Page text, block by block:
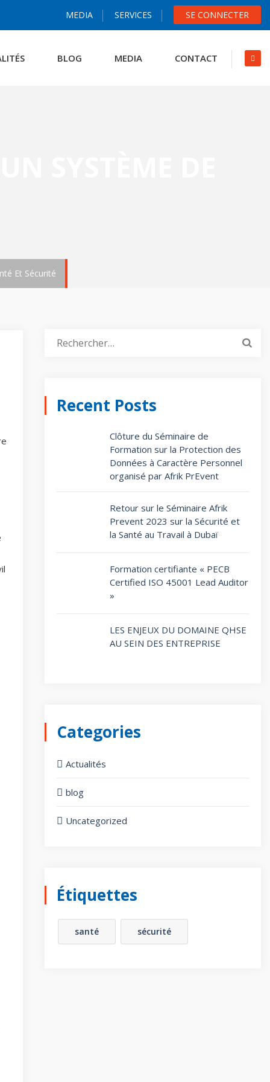
MEDIA SERVICES SE CONNECTER
BLOG MEDIA CONTACT
Et Sécurité
Recent Posts
Clôture du Séminaire de
Formation sur la Protection des
Données à Caractère Personnel
organisé par Afrik PrEvent
Retour sur le Séminaire Afrik
Prevent 2023 sur la Sécurité et
la Santé au Travail à Dubaï
Formation certifiante « PECB
Certified ISO 45001 Lead Auditor
»
LES ENJEUX DU DOMAINE QHSE
AU SEIN DES ENTREPRISE
Categories
Actualités
blog
Uncategorized
Étiquettes
santé sécurité